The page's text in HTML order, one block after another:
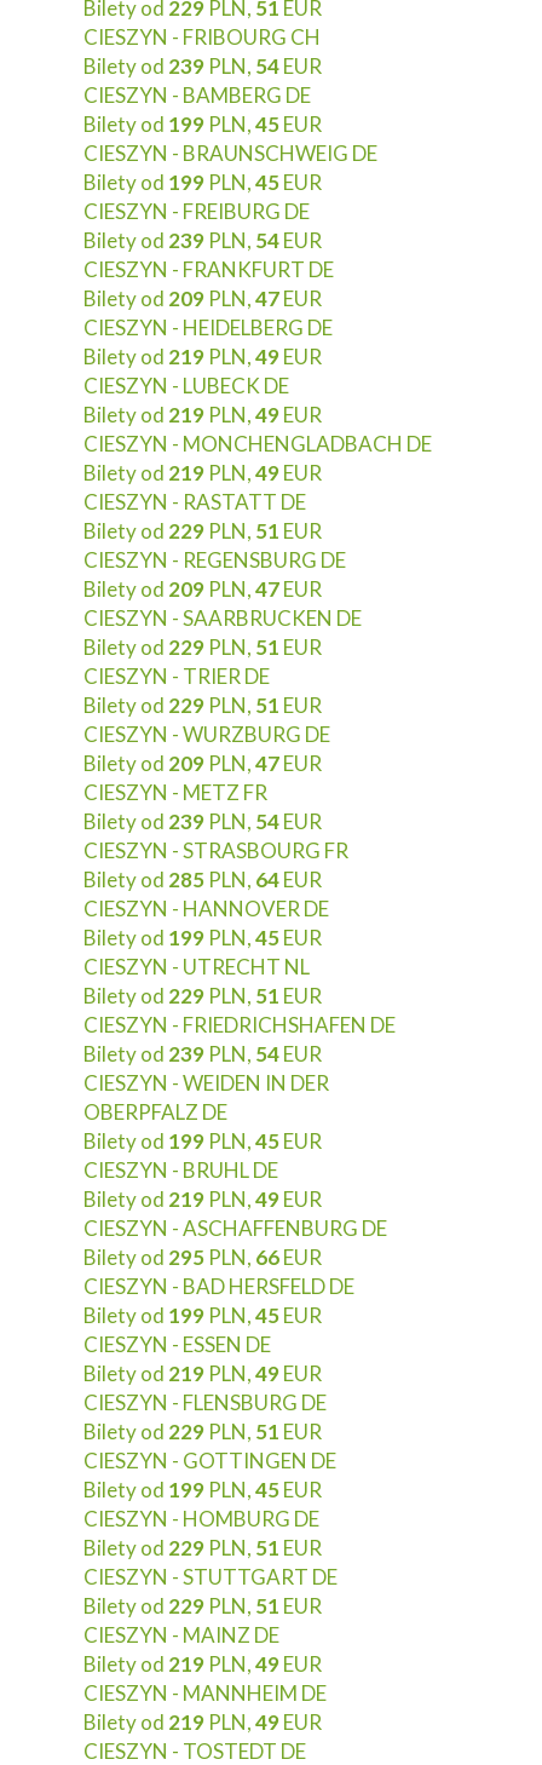
Bilety od 229 PLN, 51 EUR
CIESZYN - FRIBOURG CH
Bilety od 239 PLN, 54EUR
CIESZYN - BAMBERG DE
Bilety od 199 PLN,45EUR
CIESZYN - BRAUNSCHWEIG DE
Bilety od 199 PLN,45EUR
CIESZYN - FREIBURG DE
Bilety od 239 PLN, 54EUR
CIESZYN - FRANKFURT DE
Bilety od 209 PLN,47EUR
CIESZYN - HEIDELBERG DE
Bilety od 219 PLN,49EUR
CIESZYN - LUBECK DE
Bilety od 219 PLN,49EUR
CIESZYN - MONCHENGLADBACH DE
Bilety od 219 PLN,49EUR
CIESZYN - RASTATT DE
Bilety od 229 PLN, 51 EUR
CIESZYN - REGENSBURG DE
Bilety od 209 PLN,47EUR
CIESZYN - SAARBRUCKEN DE
Bilety od 229 PLN, 51 EUR
CIESZYN - TRIER DE
Bilety od 229 PLN, 51 EUR
CIESZYN - WURZBURG DE
Bilety od 209 PLN,47EUR
CIESZYN - METZ FR
Bilety od 239 PLN, 54EUR
CIESZYN - STRASBOURG FR
Bilety od 285 PLN, 64EUR
CIESZYN - HANNOVER DE
Bilety od 199 PLN,45EUR
CIESZYN - UTRECHT NL
Bilety od 229 PLN, 51 EUR
CIESZYN - FRIEDRICHSHAFEN DE
Bilety od 239 PLN, 54EUR
CIESZYN - WEIDEN IN DER
OBERPFALZ DE
Bilety od 199 PLN,45EUR
CIESZYN - BRUHL DE
Bilety od 219 PLN,49EUR
CIESZYN - ASCHAFFENBURG DE
Bilety od 295 PLN, 66EUR
CIESZYN - BAD HERSFELD DE
Bilety od 199 PLN,45EUR
CIESZYN - ESSEN DE
Bilety od 219 PLN,49EUR
CIESZYN - FLENSBURG DE
Bilety od 229 PLN, 51 EUR
CIESZYN - GOTTINGEN DE
Bilety od 199 PLN,45EUR
CIESZYN - HOMBURG DE
Bilety od 229 PLN, 51 EUR
CIESZYN - STUTTGART DE
Bilety od 229 PLN, 51 EUR
CIESZYN - MAINZ DE
Bilety od 219 PLN,49EUR
CIESZYN - MANNHEIM DE
Bilety od 219 PLN,49EUR
CIESZYN - TOSTEDT DE